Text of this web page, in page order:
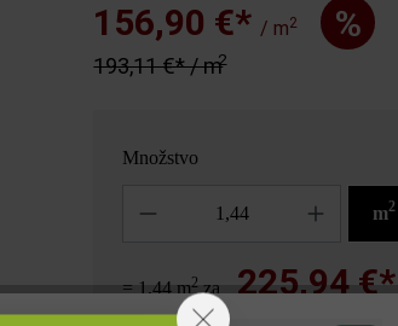
156,90 €* / m2 %
193,11 €* / m2
Množstvo
m2
= 1,44 m2za 225,94 €*